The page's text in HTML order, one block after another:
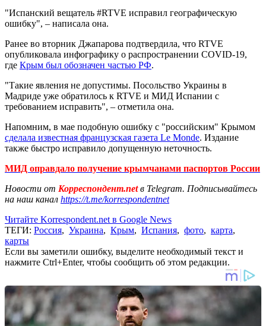
"Испанский вещатель #RTVE исправил географическую
ошибку", – написала она.
Ранее во вторник Джапарова подтвердила, что RTVE
опубликовала инфографику о распространении COVID-19,
где Крым был обозначен частью РФ.
"Такие явления не допустимы. Посольство Украины в
Мадриде уже обратилось к RTVE и МИД Испании с
требованием исправить", – отметила она.
Напомним, в мае подобную ошибку с "российским" Крымом
сделала известная французская газета Le Monde. Издание
также быстро исправило допущенную неточность.
МИД оправдало получение крымчанами паспортов России
Новости от Корреспондент.netв Telegram. Подписывайтесь
на наш канал https://t.me/korrespondentnet
Читайте Korrespondent.net в Google News
ТЕГИ: Россия, Украина, Крым, Испания, фото, карта,
карты
Если вы заметили ошибку, выделите необходимый текст и
нажмите Ctrl+Enter, чтобы сообщить об этом редакции.